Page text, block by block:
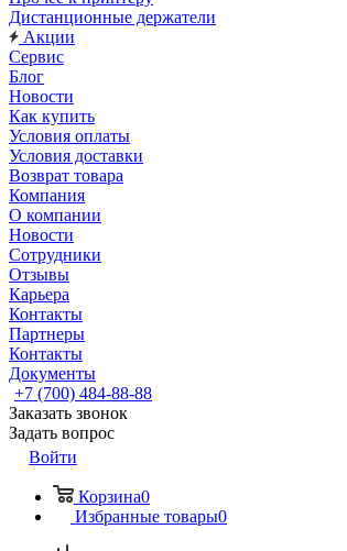
Дистанционные держатели
Акции
Сервис
Блог
Новости
Как купить
Условия оплаты
Условия доставки
Возврат товара
Компания
О компании
Новости
Сотрудники
Отзывы
Карьера
Контакты
Партнеры
Контакты
Документы
+7 (700) 484-88-88
Заказать звонок
Задать вопрос
Войти
Корзина0
Избранные товары0